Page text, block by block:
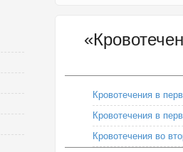
Кровотечения в
Кровотечения в
Кровотечения во